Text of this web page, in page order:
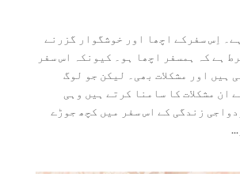
اِس سفرکے اچھا اور خوشگوار گزرنے
ہے کہ ہمسفر اچھا ہو۔ کیونکہ اس سفر
ہیں اور مشکلات بھی۔ لیکن جو لوگ
ان مشکلات کا سامنا کرتے ہیں وہی
زندگی کے اس سفر میں کچھ جوڑے